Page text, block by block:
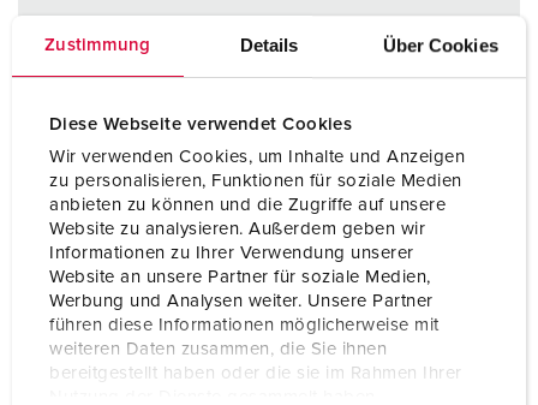
Zustimmung Details Über Cookies
Diese Webseite verwendet Cookies
Wir verwenden Cookies, um Inhalte und Anzeigen
zu personalisieren, Funktionen für soziale Medien
anbieten zu können und die Zugriffe auf unsere
Website zu analysieren. Außerdem geben wir
Informationen zu Ihrer Verwendung unserer
Website an unsere Partner für soziale Medien,
Werbung und Analysen weiter. Unsere Partner
führen diese Informationen möglicherweise mit
weiteren Daten zusammen, die Sie ihnen
bereitgestellt haben oder die sie im Rahmen Ihrer